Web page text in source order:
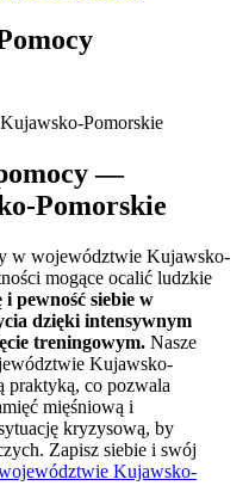
Pomorskie
—
Pomorskie
w województwie Kujawsko-
mogące ocalić ludzkie
pewność siebie w
dzięki intensywnym
treningowym. Nasze
Kujawsko-
praktyką, co pozwala
mięśniową i
kryzysową, by
Zapisz siebie i swój
Kujawsko-